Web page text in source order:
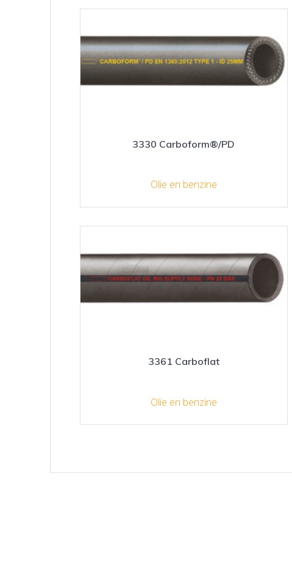
3330 Carboform®/PD
Olie en benzine
3361 Carboflat
Olie en benzine